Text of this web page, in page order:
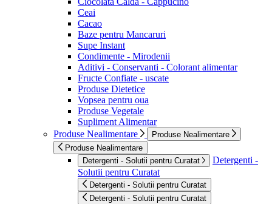
Ceai
Cacao
Baze pentru Mancaruri
Supe Instant
Condimente - Mirodenii
Aditivi - Conservanti - Colorant alimentar
Fructe Confiate - uscate
Produse Dietetice
Vopsea pentru oua
Produse Vegetale
Supliment Alimentar
Produse Nealimentare
Produse Nealimentare
Produse Nealimentare
Detergenti - Solutii pentru Curatat
Detergenti -
Solutii pentru Curatat
Detergenti - Solutii pentru Curatat
Detergenti - Solutii pentru Curatat